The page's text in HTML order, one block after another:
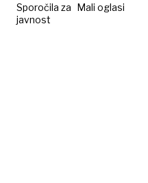
Sporočila za
javnost
Mali oglasi